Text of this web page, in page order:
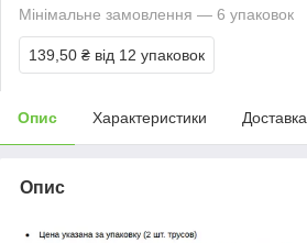
Мінімальне замовлення — 6 упаковок
139,50 ₴ від 12 упаковок
Опис Характеристики Доставка
Опис